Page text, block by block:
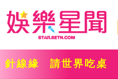
針線緣 請世界吃桌